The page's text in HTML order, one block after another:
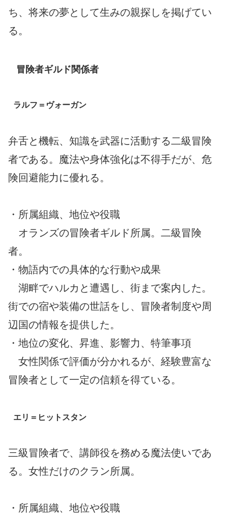
ち、将来の夢として生みの親探しを掲げてい
る。
冒険者ギルド関係者
ラルフ＝ヴォーガン
弁舌と機転、知識を武器に活動する二級冒険
者である。魔法や身体強化は不得手だが、危
険回避能力に優れる。
・所属組織、地位や役職
オランズの冒険者ギルド所属。二級冒険
者。
・物語内での具体的な行動や成果
湖畔でハルカと遭遇し、街まで案内した。
街での宿や装備の世話をし、冒険者制度や周
辺国の情報を提供した。
・地位の変化、昇進、影響力、特筆事項
女性関係で評価が分かれるが、経験豊富な
冒険者として一定の信頼を得ている。
エリ＝ヒットスタン
三級冒険者で、講師役を務める魔法使いであ
る。女性だけのクラン所属。
・所属組織、地位や役職